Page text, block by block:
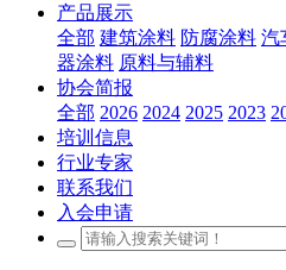
产品展示
全部 建筑涂料 防腐涂料 汽
器涂料 原料与辅料
协会简报
全部 2026 2024 2025 2023
培训信息
行业专家
联系我们
入会申请